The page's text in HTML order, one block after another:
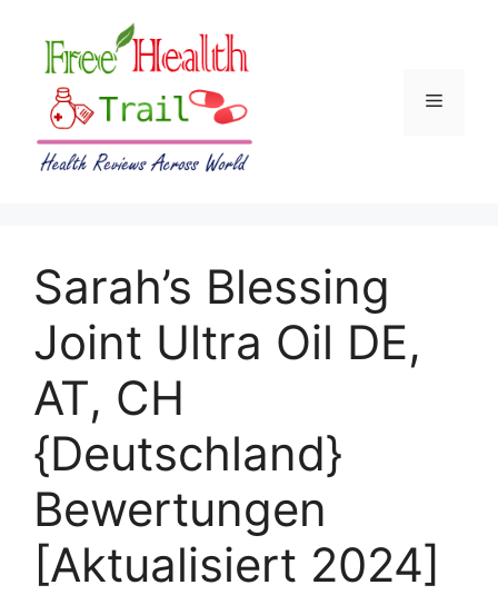
content
Menu
Sarah’s Blessing
Joint Ultra Oil DE,
AT, CH
{Deutschland}
Bewertungen
[Aktualisiert 2024]